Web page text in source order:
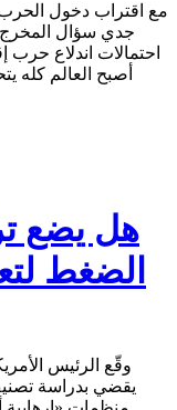
مع اقتراب دخول الحرب
جدي سؤال
احتمالات اندلاع حرب
أصبح العالم
هل يضع
الضغط
وقّع الرئيس
يقضي بدراسة